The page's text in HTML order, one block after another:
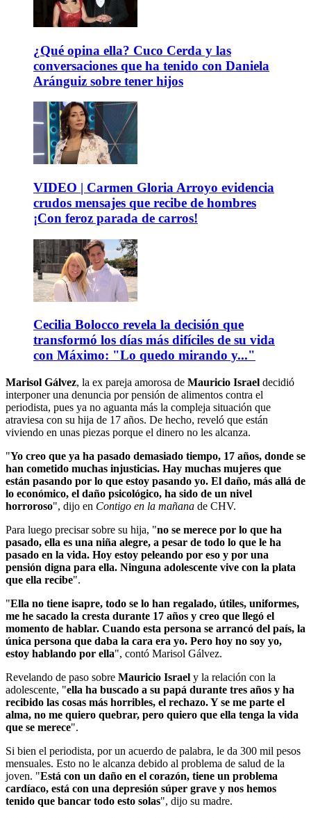
¿Qué opina ella? Cuco Cerda y las
conversaciones que ha tenido con Daniela
Aránguiz sobre tener hijos
VIDEO | Carmen Gloria Arroyo evidencia
crudos mensajes que recibe de hombres
¡Con feroz parada de carros!
Cecilia Bolocco revela la decisión que
transformó los días más difíciles de su vida
con Máximo: "Lo quedo mirando y..."
Marisol Gálvez, la ex pareja amorosa de Mauricio Israel decidió
interponer una denuncia por pensión de alimentos contra el
periodista, pues ya no aguanta más la compleja situación que
atraviesa con su hija de 17 años. De hecho, reveló que están
viviendo en unas piezas porque el dinero no les alcanza.
"Yo creo que ya ha pasado demasiado tiempo, 17 años, donde se
han cometido muchas injusticias. Hay muchas mujeres que
están pasando por lo que estoy pasando yo. El daño, más allá de
lo económico, el daño psicológico, ha sido de un nivel
horroroso", dijo en Contigo en la mañana de CHV.
Para luego precisar sobre su hija, "no se merece por lo que ha
pasado, ella es una niña alegre, a pesar de todo lo que le ha
pasado en la vida. Hoy estoy peleando por eso y por una
pensión digna para ella. Ninguna adolescente vive con la plata
que ella recibe".
"Ella no tiene isapre, todo se lo han regalado, útiles, uniformes,
me he sacado la cresta durante 17 años y creo que llegó el
momento de hablar. Cuando esta persona se arrancó del país, la
única persona que daba la cara era yo. Pero hoy no soy yo,
estoy hablando por ella", contó Marisol Gálvez.
Revelando de paso sobre Mauricio Israel y la relación con la
adolescente, "ella ha buscado a su papá durante tres años y ha
recibido las cosas más horribles, el rechazo. Y se me parte el
alma, no me quiero quebrar, pero quiero que ella tenga la vida
que se merece".
Si bien el periodista, por un acuerdo de palabra, le da 300 mil pesos
mensuales. Esto no le alcanza debido al problema de salud de la
joven. "Está con un daño en el corazón, tiene un problema
cardíaco, está con una depresión súper grave y nos hemos
tenido que bancar todo esto solas", dijo su madre.